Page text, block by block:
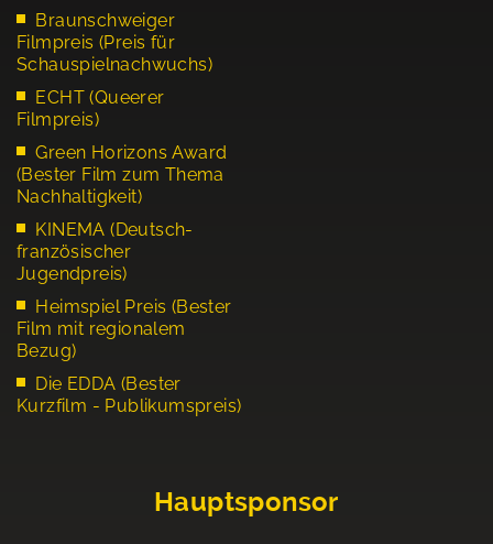
Braunschweiger
Filmpreis (Preis für
Schauspielnachwuchs)
ECHT (Queerer
Filmpreis)
Green Horizons Award
(Bester Film zum Thema
Nachhaltigkeit)
KINEMA (Deutsch-
französischer
Jugendpreis)
Heimspiel Preis (Bester
Film mit regionalem
Bezug)
Die EDDA (Bester
Kurzfilm - Publikumspreis)
Hauptsponsor